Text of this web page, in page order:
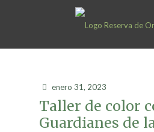
enero 31, 2023
Taller de color
Guardianes de